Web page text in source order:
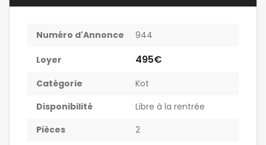
Numéro d'Annonce 944
Loyer 495€
Catégorie
Kot
Disponibilité
Libre à la rentrée
Pièces
2